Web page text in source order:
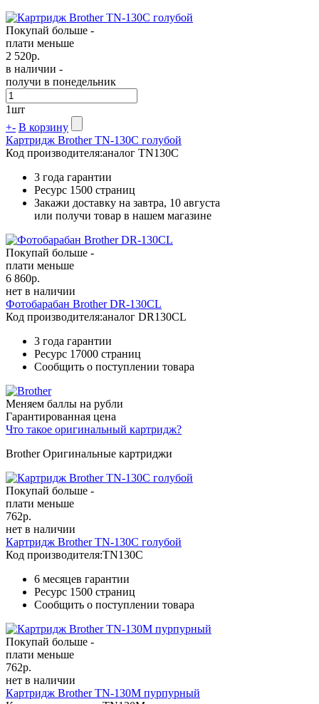
Покупай больше -
плати меньше
2 520р.
в наличии -
получи в понедельник
1шт
+- В корзину
Картридж Brother TN-130C голубой
Код производителя:аналог TN130C
3 года гарантии
Ресурс 1500 страниц
Закажи доставку на завтра, 10 августа
или получи товар в нашем магазине
Покупай больше -
плати меньше
6 860р.
нет в наличии
Фотобарабан Brother DR-130CL
Код производителя:аналог DR130CL
3 года гарантии
Ресурс 17000 страниц
Сообщить о поступлении товара
Меняем баллы на рубли
Гарантированная цена
Что такое оригинальный картридж?
Brother Оригинальные картриджи
Покупай больше -
плати меньше
762р.
нет в наличии
Картридж Brother TN-130C голубой
Код производителя:TN130C
6 месяцев гарантии
Ресурс 1500 страниц
Сообщить о поступлении товара
Покупай больше -
плати меньше
762р.
нет в наличии
Картридж Brother TN-130M пурпурный